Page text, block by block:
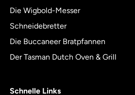
Die Wigbold-Messer
Schneidebretter
Die Buccaneer Bratpfannen
Der Tasman Dutch Oven & Grill
Schnelle Links